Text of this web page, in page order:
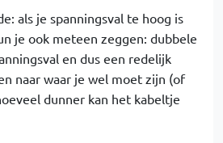
als je spanningsval te hoog is
je ook meteen zeggen: dubbele
en dus een redelijk
naar waar je wel moet zijn (of
dunner kan het kabeltje